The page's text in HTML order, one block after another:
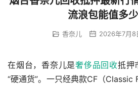
流浪包能值多少
香奈儿 2026年7月8
在烟台，香奈儿是奢侈品回收抵押
“硬通货”。一只经典款CF（